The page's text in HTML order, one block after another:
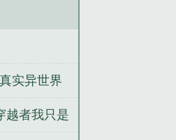
龙笔趣阁最
就 千面之
实异世界
越者我只是